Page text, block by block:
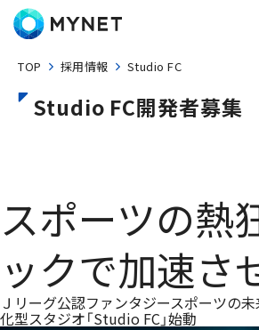
TOP 採用情報 Studio FC
Studio FC開発者募集
スポーツの熱
ックで加速さ
Ｊリーグ公認ファンタジースポーツの未
化型スタジオ「Studio FC」始動